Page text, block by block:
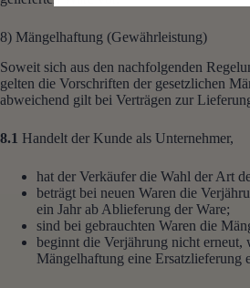
8) Mängelhaftung (Gewährleistung)
Soweit sich aus den nachfolgenden
gelten die Vorschriften der gesetzlichen
abweichend gilt bei Verträgen zur
8.1 Handelt der Kunde als Unternehmer,
hat der Verkäufer die Wahl der Art
beträgt bei neuen Waren die
ein Jahr ab Ablieferung der Ware;
sind bei gebrauchten Waren die
beginnt die Verjährung nicht erneut,
Mängelhaftung eine Ersatzlieferung